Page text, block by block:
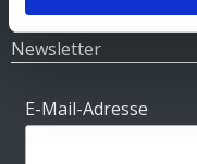
Newsletter
E-Mail-Adresse